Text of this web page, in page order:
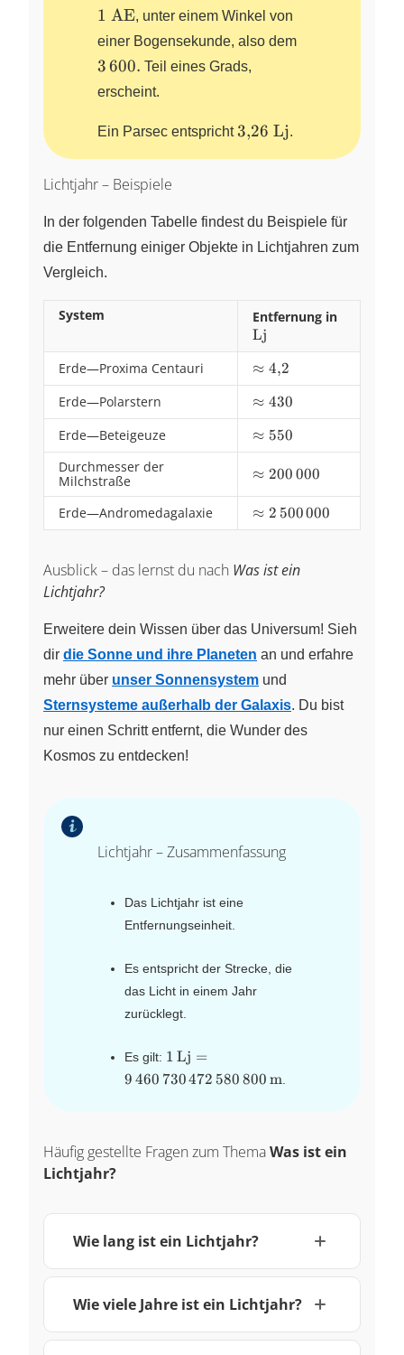
1 AE, unter einem Winkel von
einer Bogensekunde, also dem
3600. Teil eines Grads,
erscheint.
Ein Parsec entspricht3{,}26~\text{Lj}
3,26 Lj.
Lichtjahr – Beispiele
In der folgenden Tabelle findest du Beispiele für
die Entfernung einiger Objekte in Lichtjahren zum
Vergleich.
System Entfernung in
Lj
Erde—Proxima Centauri
\approx
4{,}2
≈ 4,2
Erde—Polarstern
\approx
430
≈ 430
Erde—Beteigeuze
\approx
550
≈ 550
Durchmesser der
Milchstraße
\approx
200\,000
≈ 200 000
Erde—Andromedagalaxie
\approx
2\,500\,000
≈ 2 500000
Ausblick – das lernst du nach Was ist ein
Lichtjahr?
Erweitere dein Wissen über das Universum! Sieh
dir die Sonne und ihre Planeten an und erfahre
mehr über unser Sonnensystem und
Sternsysteme außerhalb der Galaxis. Du bist
nur einen Schritt entfernt, die Wunder des
Kosmos zu entdecken!
Lichtjahr – Zusammenfassung
Das Lichtjahr ist eine
Entfernungseinheit.
Es entspricht der Strecke, die
das Licht in einem Jahr
zurücklegt.
Es gilt: 1\,\text{Lj} =
1 Lj =
9 460 730472 580 800 m.
Häufig gestellte Fragen zum ThemaWas ist ein
Lichtjahr?
Wie lang ist ein Lichtjahr?
Wie viele Jahre ist ein Lichtjahr?